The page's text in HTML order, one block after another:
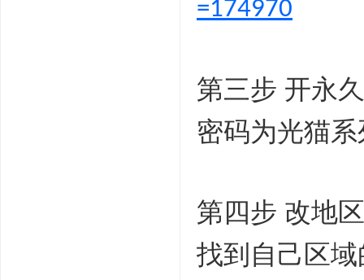
=174970
第三步 开永久
密码为光猫
第四步 改地
找到自己区